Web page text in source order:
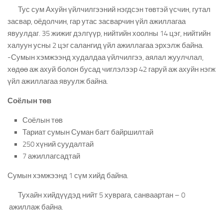
Тус сум Ахуйн үйлчилгээний нэгдсэн төвтэй үсчин, гутал
засвар, оёдолчин, гар утас засварчин үйл ажиллагаа
явуулдаг. 35 жижиг дэлгүүр, нийтийн хоолны 14 цэг, нийтийн
халуун усны 2 цэг салангид үйл ажиллагаа эрхэлж байна.
-Сумын хэмжээнд худалдаа үйлчилгээ, аялал жуулчлал,
хөдөө аж ахуй болон бусад чиглэлээр 42 гаруй аж ахуйн нэгж
үйл ажиллагаа явуулж байна.
Соёлын төв
Соёлын төв
Тариат сумын Суман багт байршилтай
250 хүний суудалтай
7 ажиллагсадтай
Сумын хэмжээнд 1 сүм хийд байна.
Тухайн хийдүүдэд нийт 5 хуврага, санваартан – 0
ажиллаж байна.